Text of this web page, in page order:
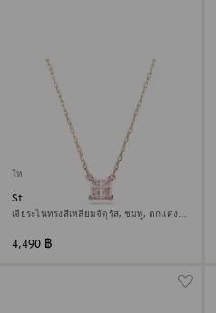
ใหม่
Stilla จี้สร้อยคอ
เจียระไนทรงสี่เหลี่ยมจัตุรัส, ชมพู, ตกแต่งผิว
4,490 ฿